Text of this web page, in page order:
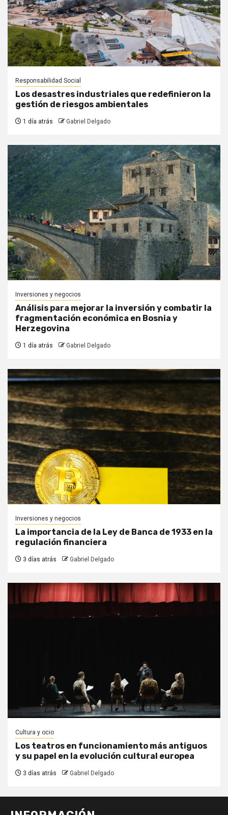
Responsabilidad Social
Los desastres industriales que redefinieron la
gestión de riesgos ambientales
1 día atrás Gabriel Delgado
Inversiones y negocios
Análisis para mejorar la inversión y combatir la
fragmentación económica en Bosnia y
Herzegovina
1 día atrás Gabriel Delgado
Inversiones y negocios
La importancia de la Ley de Banca de 1933 en la
regulación financiera
3 días atrás Gabriel Delgado
Cultura y ocio
Los teatros en funcionamiento más antiguos
y su papel en la evolución cultural europea
3 días atrás Gabriel Delgado